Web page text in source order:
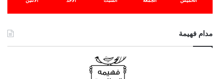
مدام فهيمة